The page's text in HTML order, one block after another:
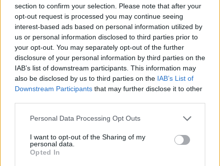
section to confirm your selection. Please note that after your
opt-out request is processed you may continue seeing
interest-based ads based on personal information utilized by
us or personal information disclosed to third parties prior to
your opt-out. You may separately opt-out of the further
disclosure of your personal information by third parties on the
IAB’s list of downstream participants. This information may
also be disclosed by us to third parties on the IAB’s List of
Downstream Participants that may further disclose it to other
Personal Data Processing Opt Outs
I want to opt-out of the Sharing of my
personal data.
Opted In
ALTRE NOTIZIE DI CARONNO PERTUSELLA